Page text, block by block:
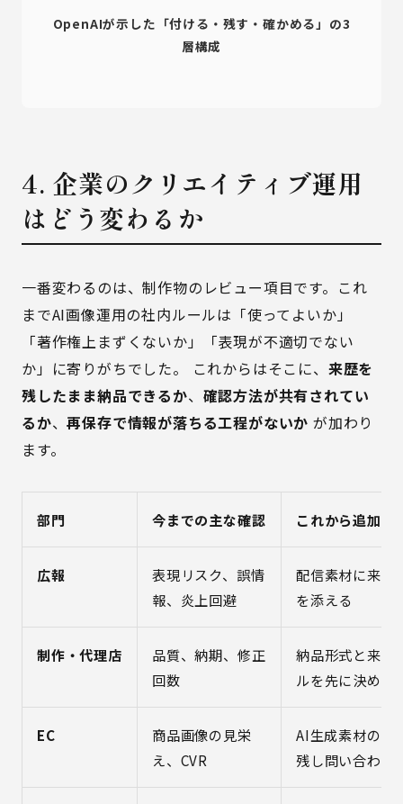
OpenAIが示した「付ける・残す・確かめる」の3
層構成
4. 企業のクリエイティブ運用
はどう変わるか
一番変わるのは、制作物のレビュー項目です。これ
までAI画像運用の社内ルールは「使ってよいか」
「著作権上まずくないか」「表現が不適切でない
か」に寄りがちでした。 これからはそこに、 来歴を
残したまま納品できるか、 確認方法が共有されてい
るか、再保存で情報が落ちる工程がないか が加わり
ます。
部門 今までの主な確認 これから追加し
広報
表現リスク、誤情
報、炎上回避
配信素材に来歴
を添える
制作・代理店
品質、納期、修正
回数
納品形式と来歴
ルを先に決める
EC
商品画像の見栄
え、CVR
AI生成素材の検
残し問い合わせ